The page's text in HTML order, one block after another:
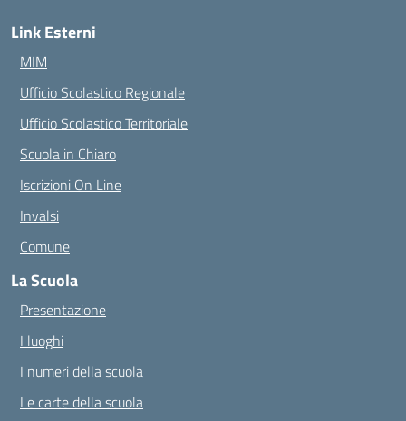
Link Esterni
MIM
Ufficio Scolastico Regionale
Ufficio Scolastico Territoriale
Scuola in Chiaro
Iscrizioni On Line
Invalsi
Comune
La Scuola
Presentazione
I luoghi
I numeri della scuola
Le carte della scuola